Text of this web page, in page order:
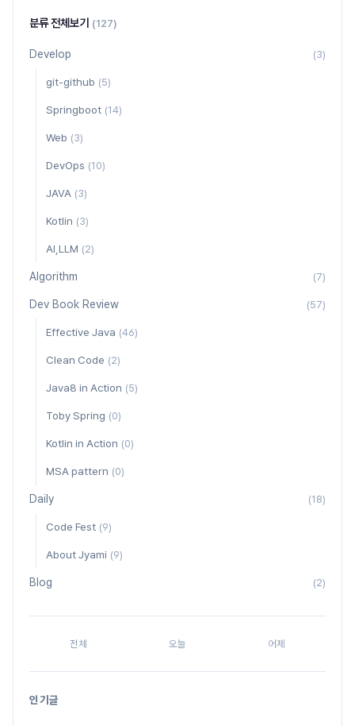
분류 전체보기 (127)
Develop (3)
git-github (5)
Springboot (14)
Web (3)
DevOps (10)
JAVA (3)
Kotlin (3)
AI,LLM (2)
Algorithm (7)
Dev Book Review (57)
Effective Java (46)
Clean Code (2)
Java8 in Action (5)
Toby Spring (0)
Kotlin in Action (0)
MSA pattern (0)
Daily (18)
Code Fest (9)
About Jyami (9)
Blog (2)
전체 오늘 어제